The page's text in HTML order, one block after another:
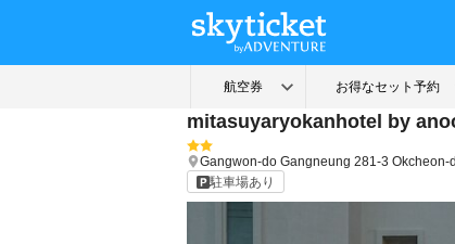
mitasuyaryokanhotel by
Gangwon-do Gangneung 281-3 Okcheon-
駐車場あり